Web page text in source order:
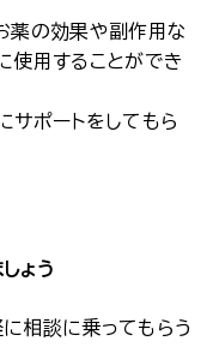
薬の効果や副作用な
使用することができ
サポートをしてもら
ょう
相談に乗ってもらう